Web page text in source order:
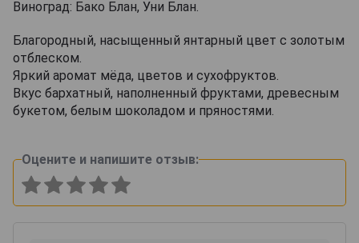
Виноград: Бако Блан, Уни Блан.
Благородный, насыщенный янтарный цвет с золотым
отблеском.
Яркий аромат мёда, цветов и сухофруктов.
Вкус бархатный, наполненный фруктами, древесным
букетом, белым шоколадом и пряностями.
Оцените и напишите отзыв: